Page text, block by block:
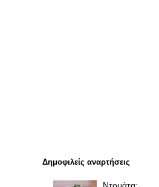
Δημοφιλείς αναρτήσεις
Ντομάτα: